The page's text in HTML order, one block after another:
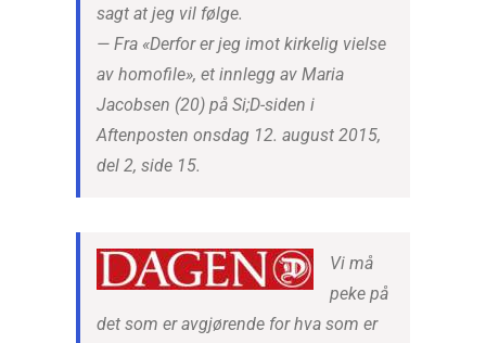
sagt at jeg vil følge.
— Fra «Derfor er jeg imot kirkelig vielse
av homofile», et innlegg av Maria
Jacobsen (20) på Si;D-siden i
Aftenposten onsdag 12. august 2015,
del 2, side 15.
Vi må
peke på
det som er avgjørende for hva som er